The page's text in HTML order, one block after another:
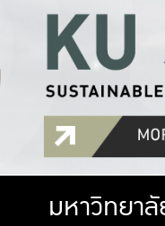
มหาวิทยา